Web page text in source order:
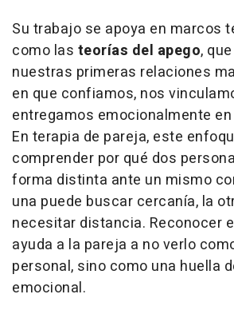
Su trabajo se apoya en marcos
como las teorías del apego,
nuestras primeras relaciones
en que confiamos, nos
entregamos emocionalmente
En terapia de pareja, este
comprender por qué dos
forma distinta ante un mismo
una puede buscar cercanía, la
necesitar distancia. Reconocer
ayuda a la pareja a no verlo
personal, sino como una huella
emocional.